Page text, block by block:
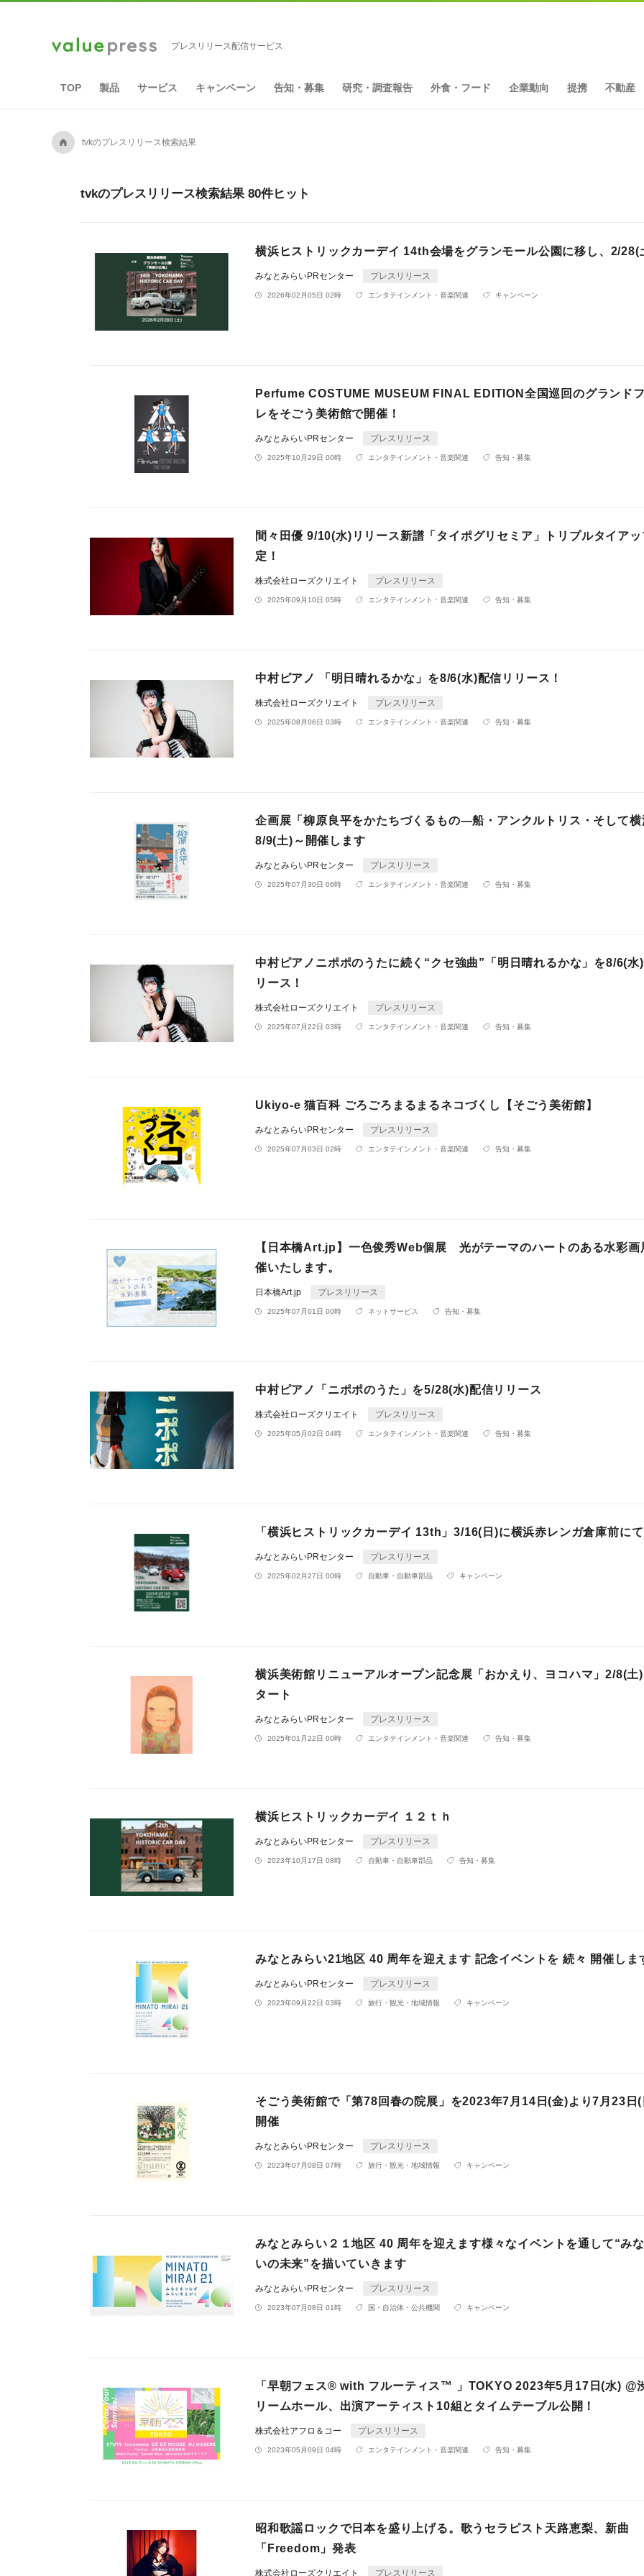
プレスリリース配信サービス
TOP 製品 サービス キャンペーン 告知・募集 研究・調査報告 外食・フード 企業動向 提携 不動産
A tvkのプレスリリース検索結果
tvkのプレスリリース検索結果 80件ヒット
横浜ヒストリックカーデイ 14th会場をグランモール公園に移し、2/28(
みなとみらいPRセンター プレスリリース
2026年02月05日 02時 エンタテインメント・音楽関連 キャンペーン
Perfume COSTUME MUSEUM FINAL EDITION全国巡回のグランド
レをそごう美術館で開催！
みなとみらいPRセンター プレスリリース
2025年10月29日 00時 エンタテインメント・音楽関連 告知・募集
間々田優 9/10(水)リリース新譜「タイポグリセミア」トリプルタイア
定！
株式会社ローズクリエイト プレスリリース
2025年09月10日 05時 エンタテインメント・音楽関連 告知・募集
中村ピアノ 「明日晴れるかな」を8/6(水)配信リリース！
株式会社ローズクリエイト プレスリリース
2025年08月06日 03時 エンタテインメント・音楽関連 告知・募集
企画展「柳原良平をかたちづくるもの―船・アンクルトリス・そして横
8/9(土)～開催します
みなとみらいPRセンター プレスリリース
2025年07月30日 06時 エンタテインメント・音楽関連 告知・募集
中村ピアノニポポのうたに続く“クセ強曲”「明日晴れるかな」を8/6(水
リース！
株式会社ローズクリエイト プレスリリース
2025年07月22日 03時 エンタテインメント・音楽関連 告知・募集
Ukiyo-e 猫百科 ごろごろまるまるネコづくし【そごう美術館】
みなとみらいPRセンター プレスリリース
2025年07月03日 02時 エンタテインメント・音楽関連 告知・募集
【日本橋Art.jp】一色俊秀Web個展 光がテーマのハートのある水彩画
催いたします。
日本橋Art.jp プレスリリース
2025年07月01日 00時 ネットサービス 告知・募集
中村ピアノ「ニポポのうた」を5/28(水)配信リリース
株式会社ローズクリエイト プレスリリース
2025年05月02日 04時 エンタテインメント・音楽関連 告知・募集
「横浜ヒストリックカーデイ 13th」3/16(日)に横浜赤レンガ倉庫前に
みなとみらいPRセンター プレスリリース
2025年02月27日 00時 自動車・自動車部品 キャンペーン
横浜美術館リニューアルオープン記念展「おかえり、ヨコハマ」2/8(土
タート
みなとみらいPRセンター プレスリリース
2025年01月22日 00時 エンタテインメント・音楽関連 告知・募集
横浜ヒストリックカーデイ １２ｔｈ
みなとみらいPRセンター プレスリリース
2023年10月17日 08時 自動車・自動車部品 告知・募集
みなとみらい21地区 40 周年を迎えます 記念イベントを 続々 開催しま
みなとみらいPRセンター プレスリリース
2023年09月22日 03時 旅行・観光・地域情報 キャンペーン
そごう美術館で「第78回春の院展」を2023年7月14日(金)より7月23日
開催
みなとみらいPRセンター プレスリリース
2023年07月08日 07時 旅行・観光・地域情報 キャンペーン
みなとみらい２１地区 40 周年を迎えます様々なイベントを通して“み
いの未来”を描いていきます
みなとみらいPRセンター プレスリリース
2023年07月08日 01時 国・自治体・公共機関 キャンペーン
「早朝フェス®︎ with フルーティス™️ 」TOKYO 2023年5月17日(水) @
リームホール、出演アーティスト10組とタイムテーブル公開！
株式会社アフロ＆コー プレスリリース
2023年05月09日 04時 エンタテインメント・音楽関連 告知・募集
昭和歌謡ロックで日本を盛り上げる。歌うセラピスト天路恵梨、新曲
「Freedom」発表
株式会社ローズクリエイト プレスリリース